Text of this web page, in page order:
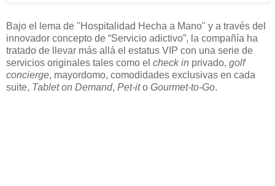
Bajo el lema de "Hospitalidad Hecha a Mano" y a través del
innovador concepto de “Servicio adictivo”, la compañía ha
tratado de llevar más allá el estatus VIP con una serie de
servicios originales tales como el check in privado, golf
concierge, mayordomo, comodidades exclusivas en cada
suite, Tablet on Demand, Pet-ito Gourmet-to-Go.